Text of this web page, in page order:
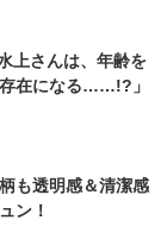
上さんは、年齢を
在になる……!?」
も透明感＆清潔感
ン！